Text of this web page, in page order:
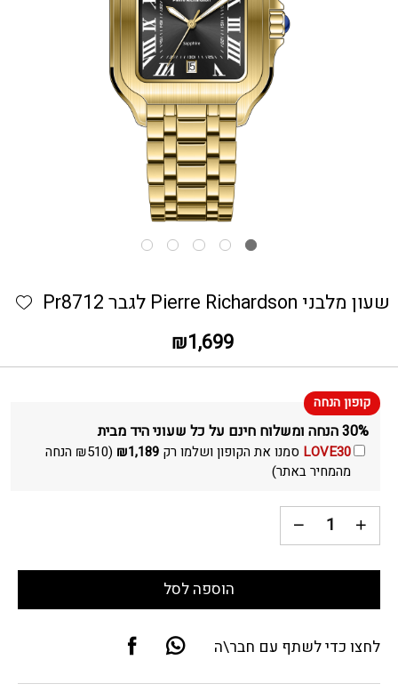
שעון מלבני Pierre Richardson לגבר Pr8712
₪1,699
30% הנחה ומשלוח חינם על כל שעוני היד מבית
LOVE30 סמנו את הקופון ושלמו רק ₪1,189
(
₪510
הנחה
מהמחיר באתר)
הוספה לסל
לחצו כדי לשתף עם חבר\ה